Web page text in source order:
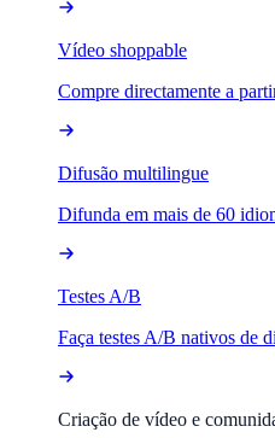
Vídeo shoppable
Compre directamente a
Difusão multilingue
Difunda em mais de 60
Testes A/B
Faça testes A/B nativos de
Criação de vídeo e